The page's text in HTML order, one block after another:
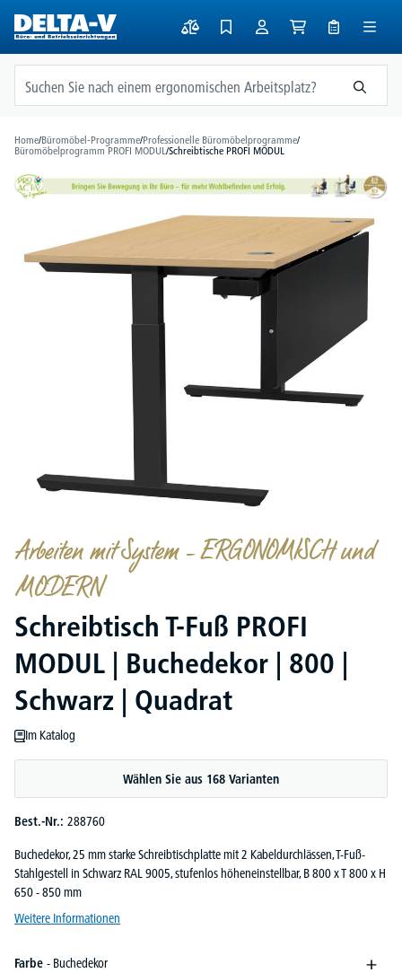
springen
Home/Büromöbel-Programme/Professionelle Büromöbelprogramme/
Büromöbelprogramm PROFI MODUL/Schreibtische PROFI MODUL
Arbeiten mit System – ERGONOMISCH und
MODERN
Schreibtisch T-Fuß PROFI
MODUL | Buchedekor | 800 |
Schwarz | Quadrat
Im Katalog
Wählen Sie aus 168 Varianten
Best.-Nr.: 288760
Buchedekor, 25 mm starke Schreibtischplatte mit 2 Kabeldurchlässen, T-Fuß-
Stahlgestell in Schwarz RAL 9005, stufenlos höheneinstellbar, B 800 x T 800 x H
650 - 850 mm
Weitere Informationen
Farbe - Buchedekor